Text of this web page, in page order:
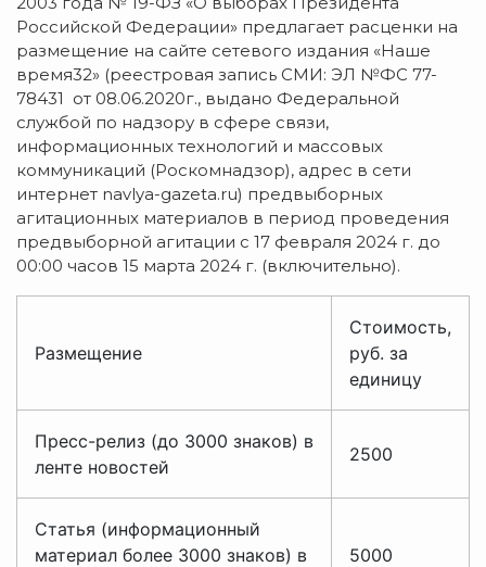
Российской Федерации» предлагает расценки на
размещение на сайте сетевого издания «Наше
время32» (реестровая запись СМИ: ЭЛ №ФС 77-
78431 от 08.06.2020г., выдано Федеральной
службой по надзору в сфере связи,
информационных технологий и массовых
коммуникаций (Роскомнадзор), адрес в сети
интернет navlya-gazeta.ru) предвыборных
агитационных материалов в период проведения
предвыборной агитации с 17 февраля 2024 г. до
00:00 часов 15 марта 2024 г. (включительно).
Размещение
Стоимость,
руб. за
единицу
Пресс-релиз (до 3000 знаков) в
ленте новостей
2500
Статья (информационный
материал более 3000 знаков) в
5000